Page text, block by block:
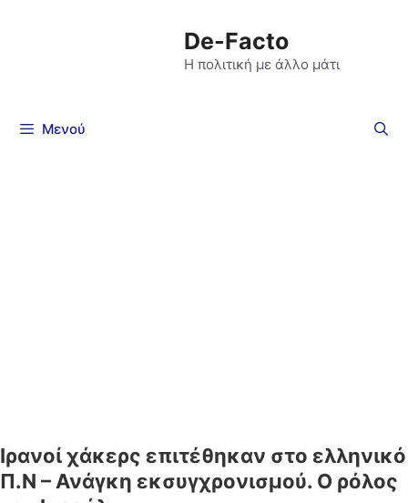
De-Facto
Η πολιτική με άλλο μάτι
Μενού
Ιρανοί χάκερς επιτέθηκαν στο ελληνικό
Π.Ν – Ανάγκη εκσυγχρονισμού. Ο ρόλος